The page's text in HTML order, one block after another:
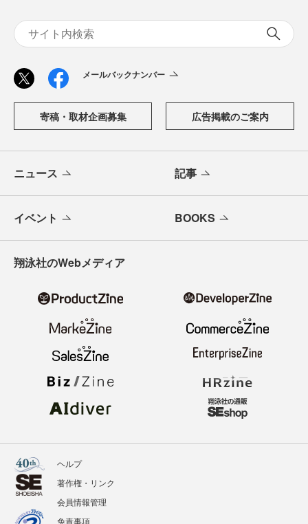
メールバックナンバー
寄稿・取材企画募集 広告掲載のご案内
ニュース 記事
イベント BOOKS
翔泳社のWebメディア
ヘルプ
著作権・リンク
会員情報管理
免責事項